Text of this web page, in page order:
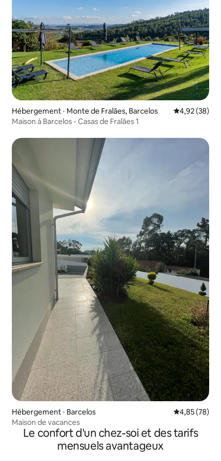
Hébergement ⋅ Monte de Fralães, Barcelos Évaluation
4,92 (38)
Maison à Barcelos - Casas de Fralães 1
Hébergement ⋅ Barcelos Évaluation
4,85 (78)
Maison de vacances
Le confort d'un chez-soi et des tarifs
mensuels avantageux